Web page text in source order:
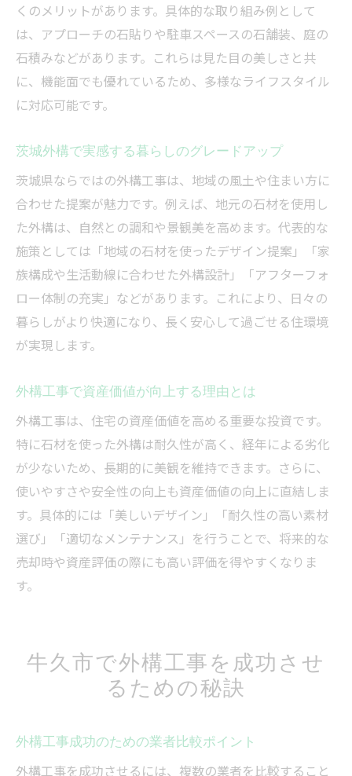
くのメリットがあります。具体的な取り組み例として
は、アプローチの石貼りや駐車スペースの石舗装、庭の
石積みなどがあります。これらは見た目の美しさと共
に、機能面でも優れているため、多様なライフスタイル
に対応可能です。
茨城外構で実感する暮らしのグレードアップ
茨城県ならではの外構工事は、地域の風土や住まい方に
合わせた提案が魅力です。例えば、地元の石材を使用し
た外構は、自然との調和や景観美を高めます。代表的な
施策としては「地域の石材を使ったデザイン提案」「家
族構成や生活動線に合わせた外構設計」「アフターフォ
ロー体制の充実」などがあります。これにより、日々の
暮らしがより快適になり、長く安心して過ごせる住環境
が実現します。
外構工事で資産価値が向上する理由とは
外構工事は、住宅の資産価値を高める重要な投資です。
特に石材を使った外構は耐久性が高く、経年による劣化
が少ないため、長期的に美観を維持できます。さらに、
使いやすさや安全性の向上も資産価値の向上に直結しま
す。具体的には「美しいデザイン」「耐久性の高い素材
選び」「適切なメンテナンス」を行うことで、将来的な
売却時や資産評価の際にも高い評価を得やすくなりま
す。
牛久市で外構工事を成功させ
るための秘訣
外構工事成功のための業者比較ポイント
外構工事を成功させるには、複数の業者を比較すること